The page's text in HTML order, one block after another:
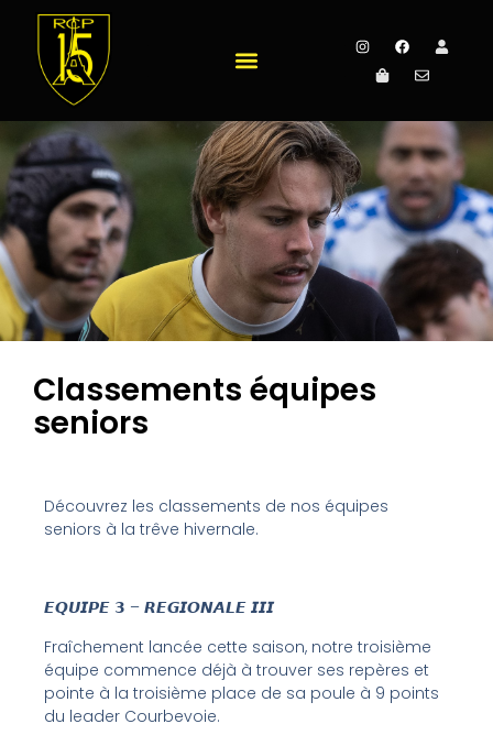
Classements équipes
seniors
Découvrez les classements de nos équipes
seniors à la trêve hivernale.
𝙀𝙌𝙐𝙄𝙋𝙀 𝟯 – 𝙍𝙀𝙂𝙄𝙊𝙉𝘼𝙇𝙀 𝙄𝙄𝙄
Fraîchement lancée cette saison, notre troisième
équipe commence déjà à trouver ses repères et
pointe à la troisième place de sa poule à 9 points
du leader Courbevoie.